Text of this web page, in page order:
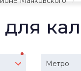
для
Метро